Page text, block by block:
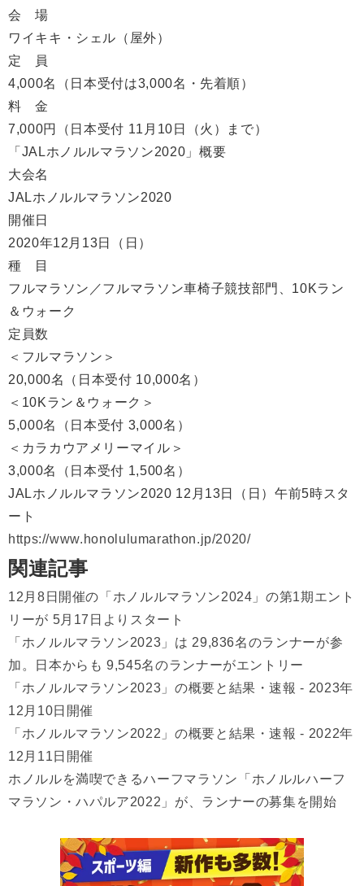
会 場
ワイキキ・シェル（屋外）
定 員
4,000名（日本受付は3,000名・先着順）
料 金
7,000円（日本受付 11月10日（火）まで）
「JALホノルルマラソン2020」概要
大会名
JALホノルルマラソン2020
開催日
2020年12月13日（日）
種 目
フルマラソン／フルマラソン車椅子競技部門、10Kラン
＆ウォーク
定員数
＜フルマラソン＞
20,000名（日本受付 10,000名）
＜10Kラン＆ウォーク＞
5,000名（日本受付 3,000名）
＜カラカウアメリーマイル＞
3,000名（日本受付 1,500名）
JALホノルルマラソン2020 12月13日（日）午前5時スタ
ート
https://www.honolulumarathon.jp/2020/
関連記事
12月8日開催の「ホノルルマラソン2024」の第1期エント
リーが 5月17日よりスタート
「ホノルルマラソン2023」は 29,836名のランナーが参
加。日本からも 9,545名のランナーがエントリー
「ホノルルマラソン2023」の概要と結果・速報 - 2023年
12月10日開催
「ホノルルマラソン2022」の概要と結果・速報 - 2022年
12月11日開催
ホノルルを満喫できるハーフマラソン「ホノルルハーフ
マラソン・ハパルア2022」が、ランナーの募集を開始